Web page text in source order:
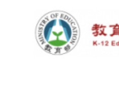
Subsidiary
Sidebar